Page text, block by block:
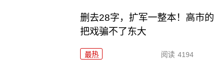
删去28字，扩军一整本！高市的
把戏骗不了东大
最热 阅读 4194